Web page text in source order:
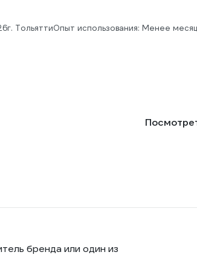
г. ТольяттиОпыт использования: Менее
бренда или один из